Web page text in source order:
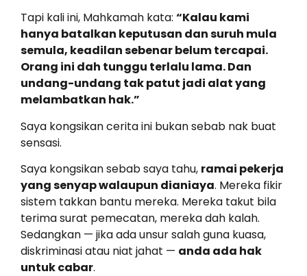
Tapi kali ini, Mahkamah kata: “Kalau kami
hanya batalkan keputusan dan suruh mula
semula, keadilan sebenar belum tercapai.
Orang ini dah tunggu terlalu lama. Dan
undang-undang tak patut jadi alat yang
melambatkan hak.”
Saya kongsikan cerita ini bukan sebab nak buat
sensasi.
Saya kongsikan sebab saya tahu, ramai pekerja
yang senyap walaupun dianiaya. Mereka fikir
sistem takkan bantu mereka. Mereka takut bila
terima surat pemecatan, mereka dah kalah.
Sedangkan — jika ada unsur salah guna kuasa,
diskriminasi atau niat jahat — anda ada hak
untuk cabar.